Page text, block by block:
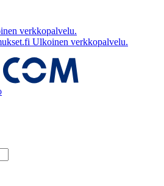
verkkopalvelu.
Ulkoinen verkkopalvelu.